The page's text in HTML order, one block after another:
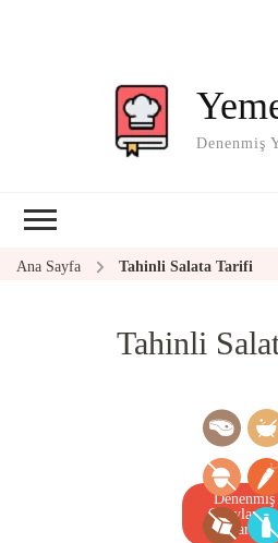
Denenmiş
Ana Sayfa Tahinli Salata Tarifi
Tahinli
Denenmiş
Tarif